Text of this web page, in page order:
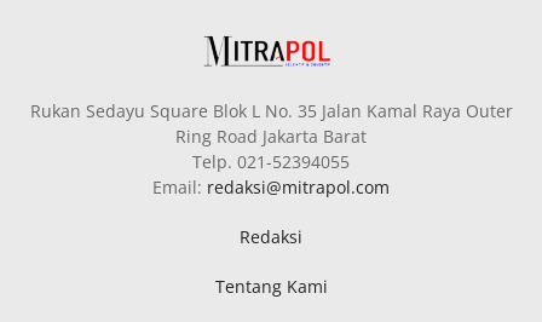
Rukan Sedayu Square Blok L No. 35 Jalan Kamal Raya Outer
Ring Road Jakarta Barat
Telp. 021-52394055
Email: redaksi@mitrapol.com
Redaksi
Tentang Kami